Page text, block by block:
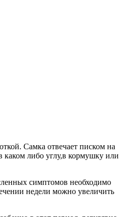
Самка отвечает писком на
либо углу,в кормушку или
симптомов необходимо
недели можно увеличить